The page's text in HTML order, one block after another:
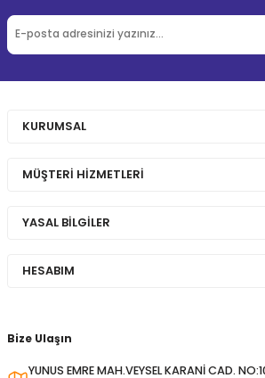
Bize Ulaşın
YUNUS EMRE MAH.VEYSEL KARANİ CAD.
KURUMSAL
MÜŞTERİ HİZMETLERİ
YASAL BİLGİLER
HESABIM